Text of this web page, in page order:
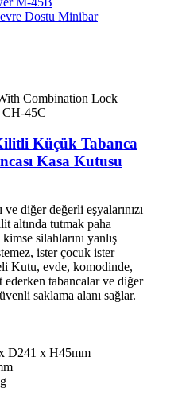
Dostu Minibar
Küçük Tabanca
Kasa Kutusu
ve diğer değerli eşyalarınızı
altında tutmak paha
silahlarını yanlış
ister çocuk ister
Kutu, evde, komodinde,
ederken tabancalar ve diğer
saklama alanı sağlar.
D241 x H45mm